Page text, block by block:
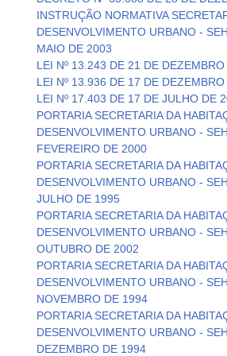
INSTRUÇÃO NORMATIVA
DESENVOLVIMENTO URBANO -
MAIO DE 2003
LEI Nº 13.243 DE 21 DE DEZEMBRO
LEI Nº 13.936 DE 17 DE
LEI Nº 17.403 DE 17 DE JULHO DE
PORTARIA SECRETARIA DA
DESENVOLVIMENTO URBANO -
FEVEREIRO DE 2000
PORTARIA SECRETARIA DA
DESENVOLVIMENTO URBANO -
JULHO DE 1995
PORTARIA SECRETARIA DA
DESENVOLVIMENTO URBANO -
OUTUBRO DE 2002
PORTARIA SECRETARIA DA
DESENVOLVIMENTO URBANO -
NOVEMBRO DE 1994
PORTARIA SECRETARIA DA
DESENVOLVIMENTO URBANO -
DEZEMBRO DE 1994